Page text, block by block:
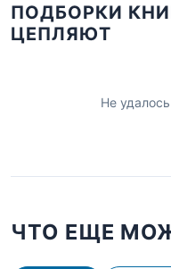
ПОДБОРКИ
ЦЕПЛЯЮТ
Не
ЧТО ЕЩЕ